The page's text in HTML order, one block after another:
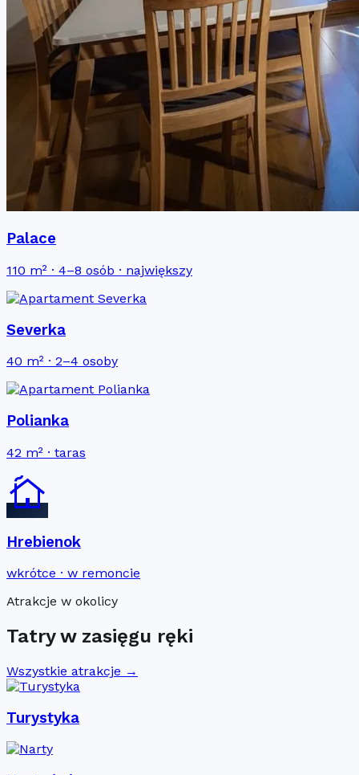
Palace
110 m² · 4–8 osób · największy
Severka
40 m² · 2–4 osoby
Polianka
42 m² · taras
cottage
Hrebienok
wkrótce · w remoncie
Atrakcje w okolicy
Tatry w zasięgu ręki
Wszystkie atrakcje →
Turystyka